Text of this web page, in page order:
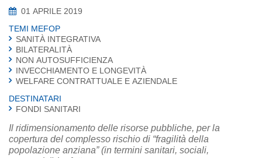
01 APRILE 2019
TEMI MEFOP
SANITÀ INTEGRATIVA
BILATERALITÀ
NON AUTOSUFFICIENZA
INVECCHIAMENTO E LONGEVITÀ
WELFARE CONTRATTUALE E AZIENDALE
DESTINATARI
FONDI SANITARI
Il ridimensionamento delle risorse pubbliche, per la
copertura del complesso rischio di “fragilità della
popolazione anziana” (in termini sanitari, sociali,